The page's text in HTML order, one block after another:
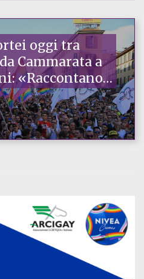
oggi tra
Cammarata a
«Raccontano